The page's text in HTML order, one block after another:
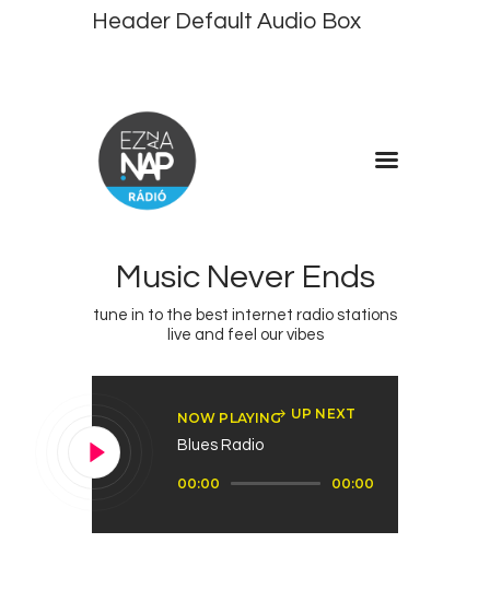
Header Default Audio Box
Music Never Ends
tune in to the best internet radio stations
live and feel our vibes
NOW PLAYING
Blues Radio
lejátszó
00:00 00:00
UP NEXT